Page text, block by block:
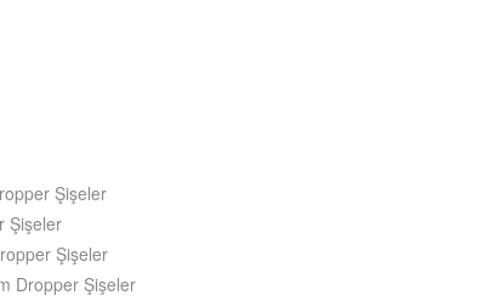
Şişeler
Şişeler
Şişeler
Dropper Şişeler